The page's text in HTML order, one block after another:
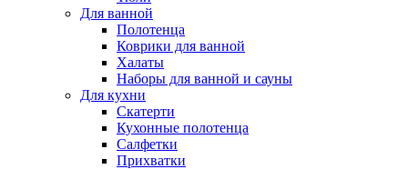
Для ванной
Полотенца
Коврики для ванной
Халаты
Наборы для ванной и сауны
Для кухни
Скатерти
Кухонные полотенца
Салфетки
Прихватки